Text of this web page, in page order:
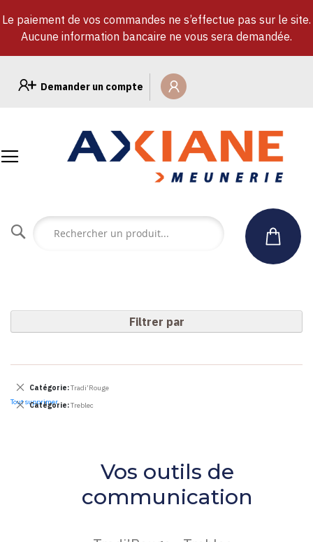
contenu
Demander un compte
Le paiement de vos commandes ne s’effectue pas sur le site.
Aucune information bancaire ne vous sera demandée.
Rechercher
Vos outils de
communication
Filtrer par
Catégorie Tradi’Rouge
Supprimer
Élément
Catégorie Treblec
Supprimer
Tout supprimer